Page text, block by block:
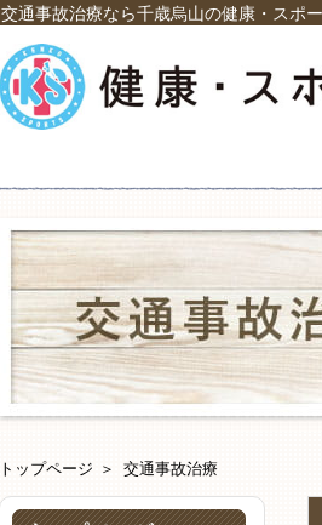
交通事故治療なら千歳烏山の健康・スポ
トップページ 交通事故治療